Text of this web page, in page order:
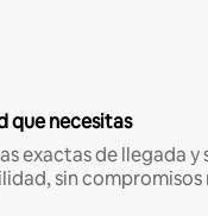
que necesitas
exactas de llegada y
sin